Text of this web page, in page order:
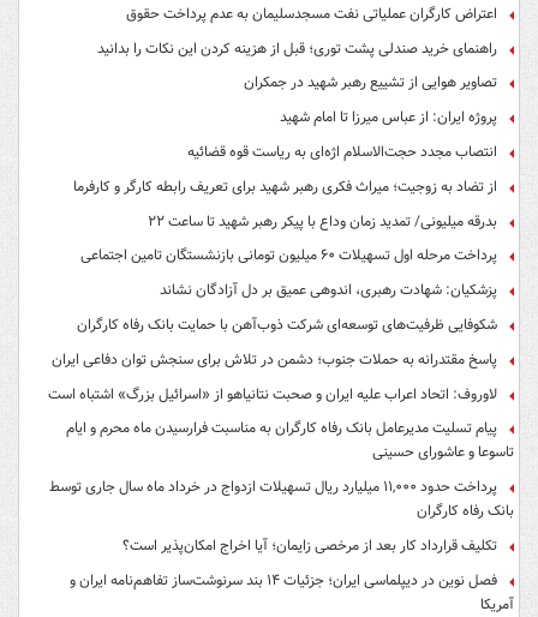
اعتراض کارگران عملیاتی نفت مسجدسلیمان به عدم پرداخت حقوق
راهنمای خرید صندلی پشت توری؛ قبل از هزینه کردن این نکات را بدانید
تصاویر هوایی از تشییع رهبر شهید در جمکران
پروژه ایران: از عباس میرزا تا امام شهید
انتصاب مجدد حجت‌الاسلام اژه‌ای به ریاست قوه‌ قضائیه
از تضاد به زوجیت؛ میراث فکری رهبر شهید برای تعریف رابطه کارگر و کارفرما
بدرقه میلیونی/ تمدید زمان وداع با پیکر رهبر شهید تا ساعت ۲۲
پرداخت مرحله اول تسهیلات ۶۰ میلیون تومانی بازنشستگان تامین اجتماعی
پزشکیان: شهادت رهبری، اندوهی عمیق بر دل آزادگان نشاند
شکوفایی ظرفیت‌های توسعه‌ای شرکت ذوب‌آهن با حمایت‌ بانک رفاه کارگران
پاسخ مقتدرانه به حملات جنوب؛ دشمن در تلاش برای سنجش توان دفاعی ایران
لاوروف: اتحاد اعراب علیه ایران و صحبت نتانیاهو از «اسرائیل بزرگ» اشتباه است
پیام تسلیت مدیرعامل بانک رفاه کارگران به مناسبت فرارسیدن ماه محرم و ایام
تاسوعا و عاشورای حسینی
پرداخت حدود ۱۱,۰۰۰ میلیارد ریال تسهیلات ازدواج در خرداد ماه سال جاری توسط
بانک رفاه کارگران
تکلیف قرارداد کار بعد از مرخصی زایمان؛ آیا اخراج امکان‌پذیر است؟
فصل نوین در دیپلماسی ایران؛ جزئیات ۱۴ بند سرنوشت‌ساز تفاهم‌نامه ایران و
آمریکا